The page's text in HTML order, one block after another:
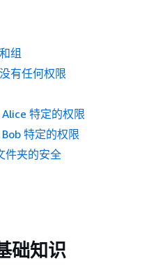
组
有任何权限
特定的权限
特定的权限
件夹的安全
础知识